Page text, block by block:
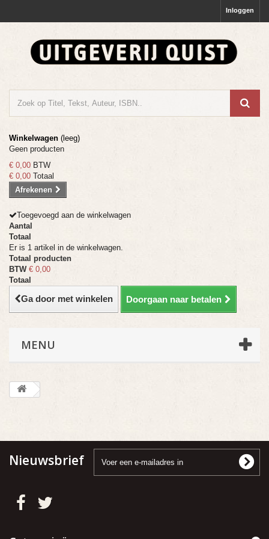
Inloggen
Winkelwagen (leeg)
Geen producten
€ 0,00 BTW
€ 0,00 Totaal
Afrekenen
Toegevoegd aan de winkelwagen
Aantal
Totaal
Er is 1 artikel in de winkelwagen.
Totaal producten
BTW € 0,00
Totaal
Ga door met winkelen Doorgaan naar betalen
MENU
Nieuwsbrief